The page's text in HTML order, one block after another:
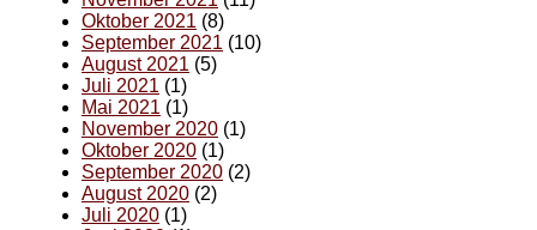
Oktober 2021 (8)
September 2021 (10)
August 2021 (5)
Juli 2021 (1)
Mai 2021 (1)
November 2020 (1)
Oktober 2020 (1)
September 2020 (2)
August 2020 (2)
Juli 2020 (1)